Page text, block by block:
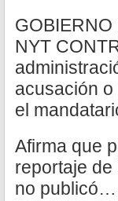
GOBIERNO
NYT
acusación
el
Afirma que
reportaje
no publicó…